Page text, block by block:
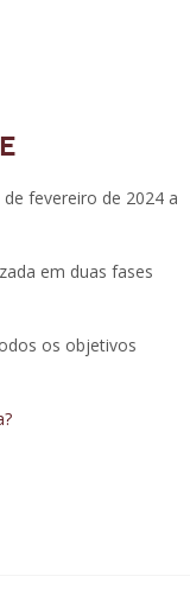
fevereiro de 2024 a
em duas fases
os objetivos